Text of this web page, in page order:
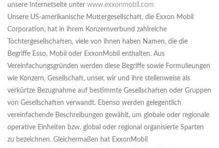
unsere Internetseite unter www.exxonmobil.com
Unsere US-amerikanische Muttergesellschaft, die Exxon Mobil
Corporation, hat in ihrem Konzernverbund zahlreiche
Tochtergesellschaften, viele von ihnen haben Namen, die die
Begriffe Esso, Mobil oder ExxonMobil enthalten. Aus
Vereinfachungsgründen werden diese Begriffe sowie Formulieungen
wie Konzern, Gesellschaft, unser, wir und ihre stellenweise als
verkürtze Bezugnahme auf bestimmte Gesellschaften oder Gruppen
von Gesellschaften verwandt. Ebenso werden gelegentlich
vereinfachende Beschreibungen gewählt, um globale oder regionale
operative Einheiten bzw. global oder regional organisierte Sparten
zu bezeichnen. Gleichermaßen hat ExxonMobil